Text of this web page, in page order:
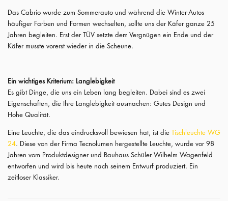
Das Cabrio wurde zum Sommerauto und während die Winter-Autos
häufiger Farben und Formen wechselten, sollte uns der Käfer ganze 25
Jahren begleiten. Erst der TÜV setzte dem Vergnügen ein Ende und der
Käfer musste vorerst wieder in die Scheune.
Ein wichtiges Kriterium: Langlebigkeit
Es gibt Dinge, die uns ein Leben lang begleiten. Dabei sind es zwei
Eigenschaften, die Ihre Langlebigkeit ausmachen: Gutes Design und
Hohe Qualität.
Eine Leuchte, die das eindrucksvoll bewiesen hat, ist die Tischleuchte WG
24. Diese von der Firma Tecnolumen hergestellte Leuchte, wurde vor 98
Jahren vom Produktdesigner und Bauhaus Schüler Wilhelm Wagenfeld
entworfen und wird bis heute nach seinem Entwurf produziert. Ein
zeitloser Klassiker.